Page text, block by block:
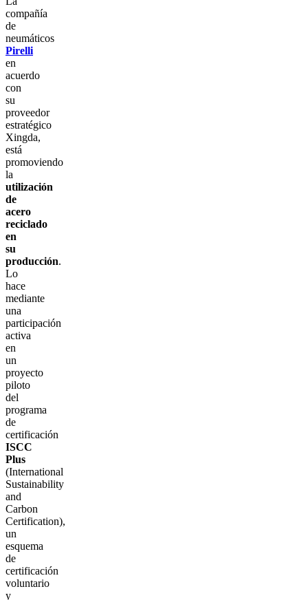
compañía
de
neumáticos
Pirelli
en
acuerdo
con
su
proveedor
estratégico
Xingda,
está
promoviendo
la
utilización
de
acero
reciclado
en
su
producción.
Lo
hace
mediante
una
participación
activa
en
un
proyecto
piloto
del
programa
de
certificación
ISCC
Plus
(International
Sustainability
and
Carbon
Certification),
un
esquema
de
certificación
voluntario
y